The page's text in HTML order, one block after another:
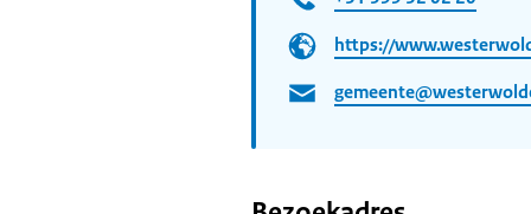
https://